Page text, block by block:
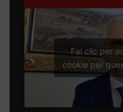
Fai clic per
cookie per